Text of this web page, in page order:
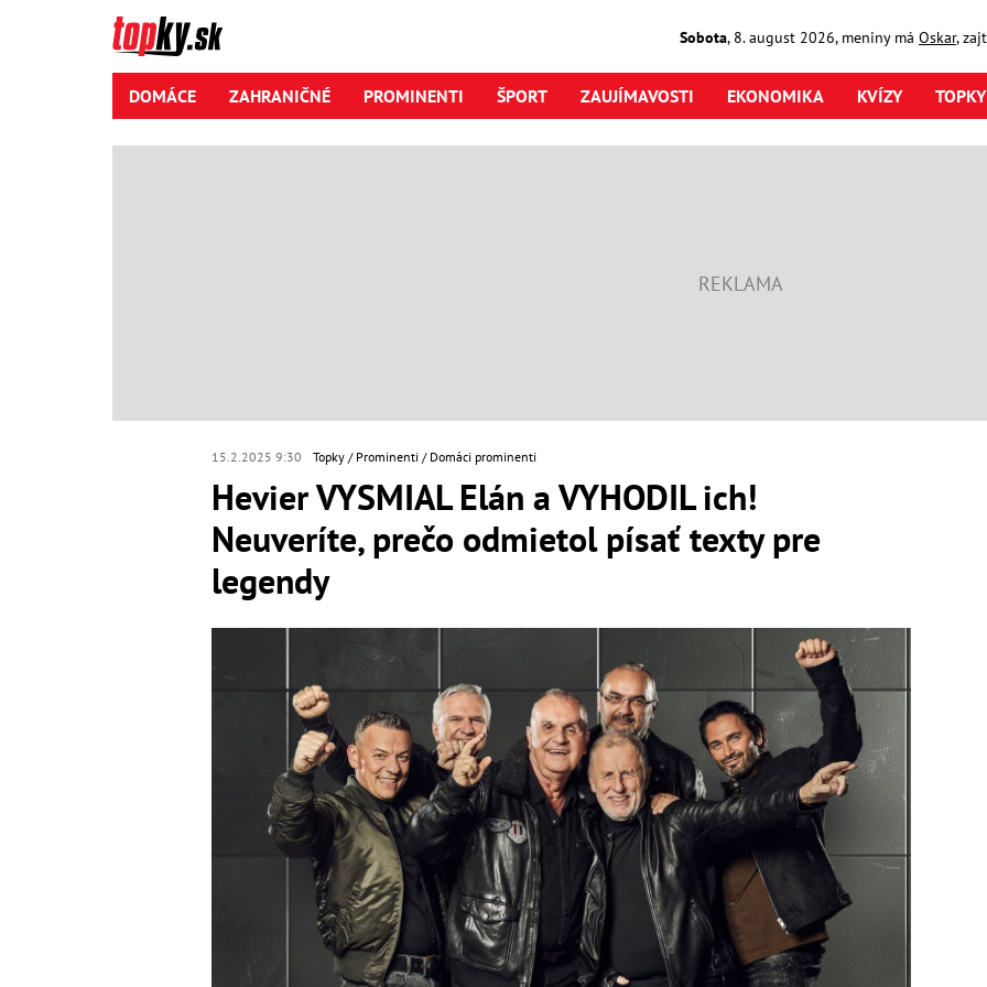
Sobota, 8. august2026, meniny má Oskar,
DOMÁCE ZAHRANIČNÉ PROMINENTI ŠPORT ZAUJÍMAVOSTI EKONOMIKA KVÍZY
15.2.2025 9:30 Topky Prominenti Domáci prominenti
Hevier VYSMIAL Elán a VYHODIL ich!
Neuveríte, prečo odmietol písať texty pre
legendy